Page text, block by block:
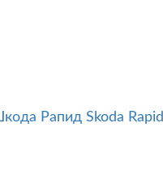
Skoda Rapid